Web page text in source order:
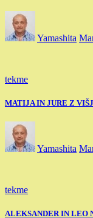
Yamashita
tekme
MATIJA IN JURE Z
Yamashita
tekme
ALEKSANDER IN LEO